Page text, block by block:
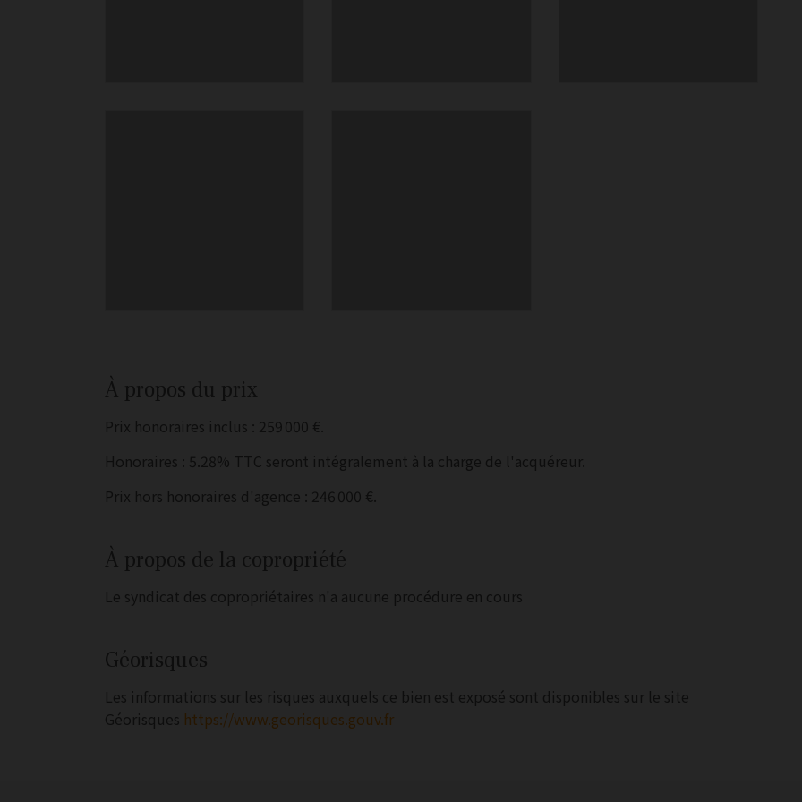
À propos du prix
Prix honoraires inclus : 259 000 €.
Honoraires : 5.28% TTC seront intégralement à la charge de l'acquéreur.
Prix hors honoraires d'agence : 246 000 €.
À propos de la copropriété
Le syndicat des copropriétaires n'a aucune procédure en cours
Géorisques
Les informations sur les risques auxquels ce bien est exposé sont disponibles sur le site
Géorisques https://www.georisques.gouv.fr